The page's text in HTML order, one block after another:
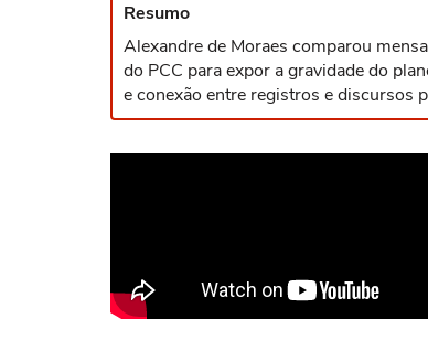
Resumo
Alexandre de Moraes comparou
do PCC para expor a gravidade do
e conexão entre registros e discursos